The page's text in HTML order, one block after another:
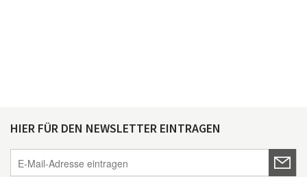
HIER FÜR DEN NEWSLETTER EINTRAGEN